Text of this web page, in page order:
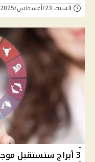
السبت 23/أغسطس/2025 - 12:43 ص
3 أبراج ستستقبل